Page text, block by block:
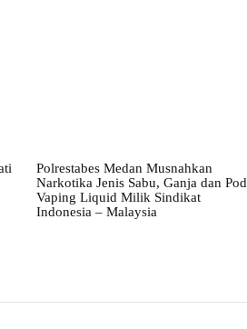
Polrestabes Medan Musnahkan
Narkotika Jenis Sabu, Ganja dan Pod
Vaping Liquid Milik Sindikat
Indonesia – Malaysia